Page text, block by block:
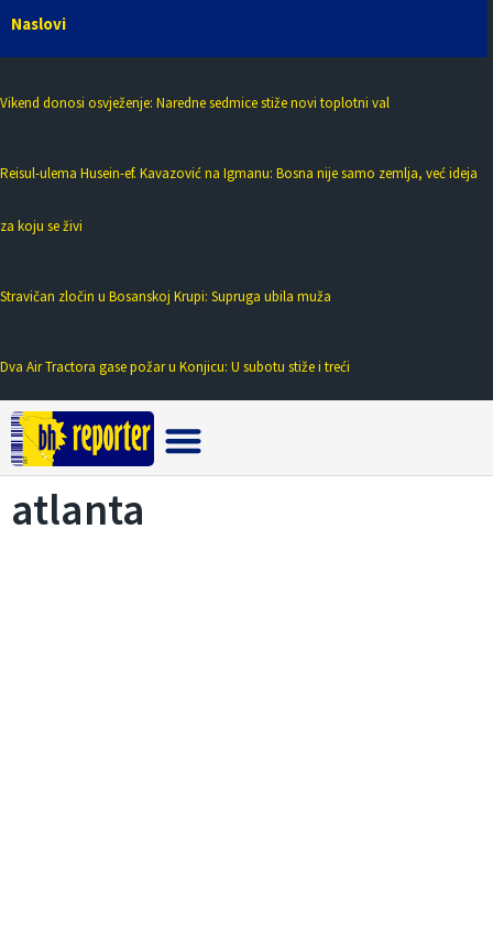
Naslovi
Vikend donosi osvježenje: Naredne sedmice stiže novi toplotni val
Reisul-ulema Husein-ef. Kavazović na Igmanu: Bosna nije samo zemlja, već ideja
za koju se živi
Stravičan zločin u Bosanskoj Krupi: Supruga ubila muža
Dva Air Tractora gase požar u Konjicu: U subotu stiže i treći
atlanta